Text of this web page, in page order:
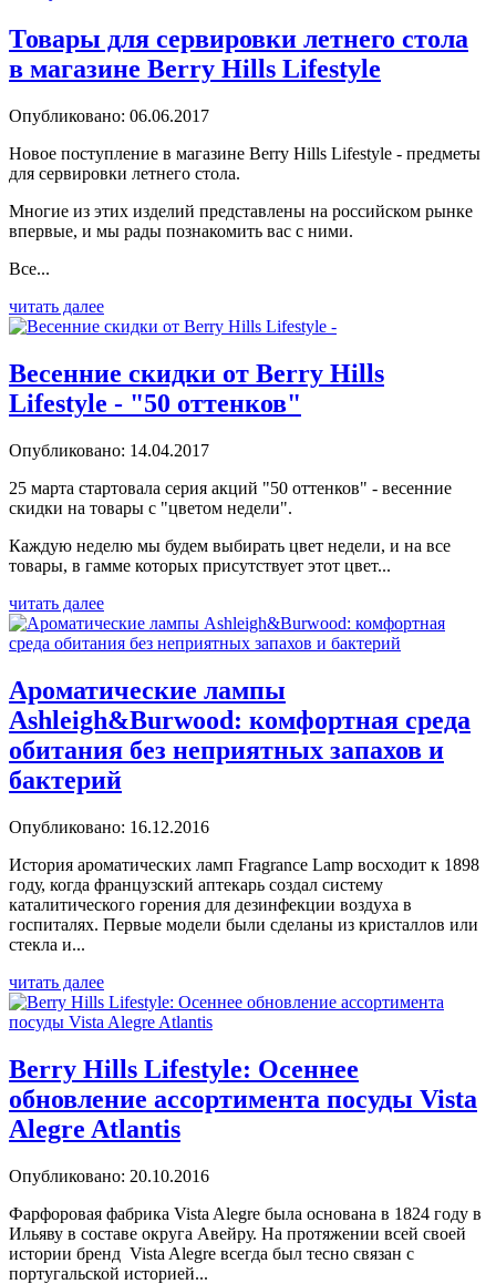
Товары для сервировки летнего стола
в магазине Berry Hills Lifestyle
Опубликовано: 06.06.2017
Новое поступление в магазине Berry Hills Lifestyle - предметы
для сервировки летнего стола.
Многие из этих изделий представлены на российском рынке
впервые, и мы рады познакомить вас с ними.
Все...
читать далее
Весенние скидки от Berry Hills
Lifestyle - "50 оттенков"
Опубликовано: 14.04.2017
25 марта стартовала серия акций "50 оттенков" - весенние
скидки на товары с "цветом недели".
Каждую неделю мы будем выбирать цвет недели, и на все
товары, в гамме которых присутствует этот цвет...
читать далее
Ароматические лампы
Ashleigh&Burwood: комфортная среда
обитания без неприятных запахов и
бактерий
Опубликовано: 16.12.2016
История ароматических ламп Fragrance Lamp восходит к 1898
году, когда французский аптекарь создал систему
каталитического горения для дезинфекции воздуха в
госпиталях. Первые модели были сделаны из кристаллов или
стекла и...
читать далее
Berry Hills Lifestyle: Осеннее
обновление ассортимента посуды Vista
Alegre Atlantis
Опубликовано: 20.10.2016
Фарфоровая фабрика Vista Alegre была основана в 1824 году в
Ильяву в составе округа Авейру. На протяжении всей своей
истории бренд Vista Alegre всегда был тесно связан с
португальской историей...